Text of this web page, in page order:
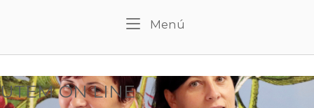
Menú
UTEM ON LINE